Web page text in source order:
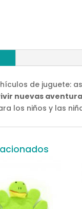
de juguete:
nuevas
los niños y las